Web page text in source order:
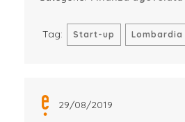
Tag: Start-up Lombardia
29/08/2019